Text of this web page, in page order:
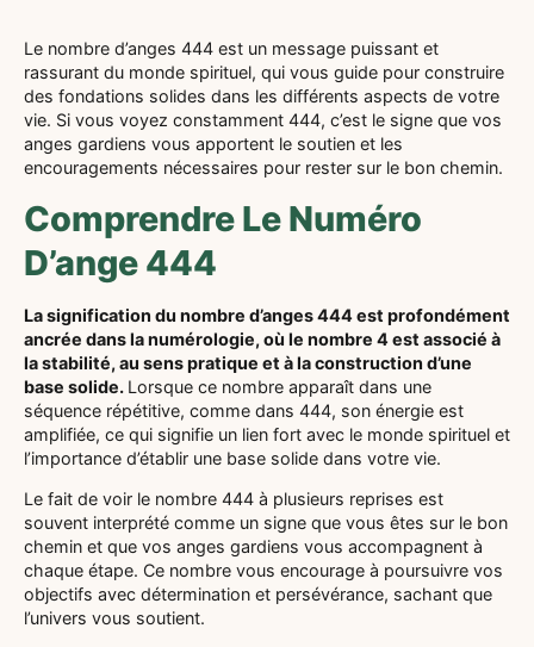
Le nombre d’anges 444 est un message puissant et
rassurant du monde spirituel, qui vous guide pour construire
des fondations solides dans les différents aspects de votre
vie. Si vous voyez constamment 444, c’est le signe que vos
anges gardiens vous apportent le soutien et les
encouragements nécessaires pour rester sur le bon chemin.
Comprendre Le Numéro
D’ange 444
La signification du nombre d’anges 444 est profondément
ancrée dans la numérologie, où le nombre 4 est associé à
la stabilité, au sens pratique et à la construction d’une
base solide. Lorsque ce nombre apparaît dans une
séquence répétitive, comme dans 444, son énergie est
amplifiée, ce qui signifie un lien fort avec le monde spirituel et
l’importance d’établir une base solide dans votre vie.
Le fait de voir le nombre 444 à plusieurs reprises est
souvent interprété comme un signe que vous êtes sur le bon
chemin et que vos anges gardiens vous accompagnent à
chaque étape. Ce nombre vous encourage à poursuivre vos
objectifs avec détermination et persévérance, sachant que
l’univers vous soutient.